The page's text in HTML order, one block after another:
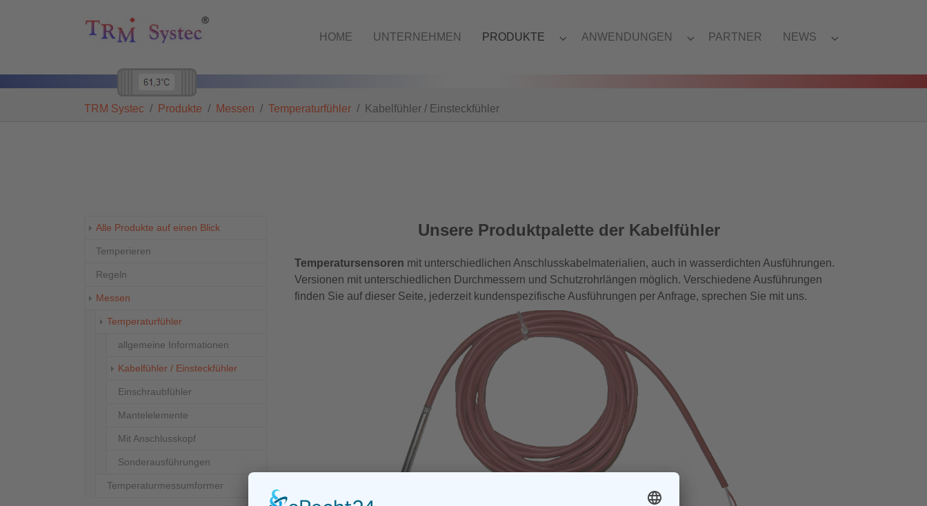
HOME UNTERNEHMEN PRODUKTE ANWENDUNGEN PARTNER NEWS
Sie sind hier:
TRM Systec
Produkte Messen Temperaturfühler Kabelfühler / Einsteckfühler
Unsere Produktpalette der Kabelfühler
Temperatursensoren mit unterschiedlichen Anschlusskabelmaterialien, auch in wasserdichten Ausführungen.
Versionen mit unterschiedlichen Durchmessern und Schutzrohrlängen möglich. Verschiedene Ausführungen
finden Sie auf dieser Seite, jederzeit kundenspezifische Ausführungen per Anfrage, sprechen Sie mit uns.
Alle Produkte auf einen Blick
Temperieren
Regeln
Messen
Temperaturfühler
allgemeine Informationen
Kabelfühler / Einsteckfühler(current)
Einschraubfühler
Mantelelemente
Mit Anschlusskopf
Sonderausführungen
Temperaturmessumformer